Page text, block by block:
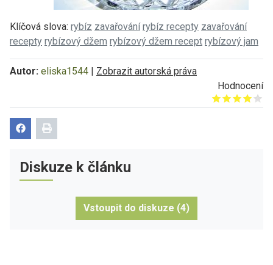
Klíčová slova: rybíz zavařování rybíz recepty zavařování
recepty rybízový džem rybízový džem recept rybízový jam
Autor: eliska1544 | Zobrazit autorská práva
Hodnocení
Give it 1/5
Give it 2/5
Give it 3/5
Give it 4/5
Give it 5/5
Diskuze k článku
Vstoupit do diskuze (4)